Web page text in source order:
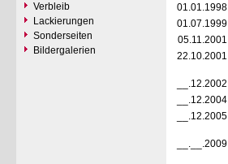
Verbleib
Lackierungen
Sonderseiten
Bildergalerien
01.01.1998
01.07.1999
05.11.2001
22.10.2001
__.12.2002
__.12.2004
__.12.2005
__.__.2009